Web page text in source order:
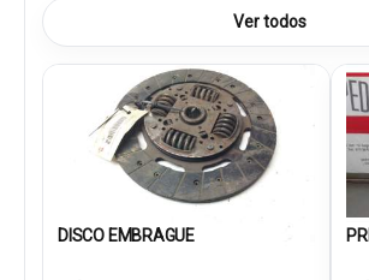
Ver todos
DISCO EMBRAGUE